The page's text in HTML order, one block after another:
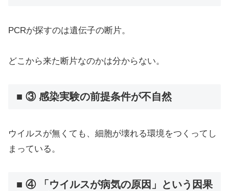
PCRが探すのは遺伝子の断片。
どこから来た断片なのかは分からない。
■ ③ 感染実験の前提条件が不自然
ウイルスが無くても、細胞が壊れる環境をつくってし
まっている。
■ ④ 「ウイルスが病気の原因」という因果